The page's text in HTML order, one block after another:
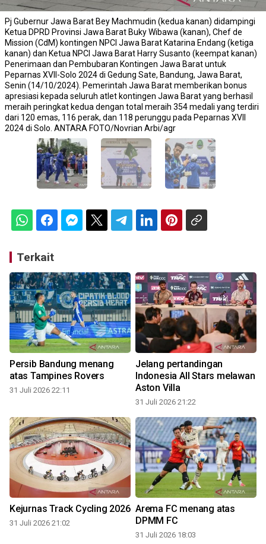
Pj Gubernur Jawa Barat Bey Machmudin (kedua kanan) didampingi
Ketua DPRD Provinsi Jawa Barat Buky Wibawa (kanan), Chef de
Mission (CdM) kontingen NPCI Jawa Barat Katarina Endang (ketiga
kanan) dan Ketua NPCI Jawa Barat Harry Susanto (keempat kanan)
Penerimaan dan Pembubaran Kontingen Jawa Barat untuk
Peparnas XVII-Solo 2024 di Gedung Sate, Bandung, Jawa Barat,
Senin (14/10/2024). Pemerintah Jawa Barat memberikan bonus
apresiasi kepada seluruh atlet kontingen Jawa Barat yang berhasil
meraih peringkat kedua dengan total meraih 354 medali yang terdiri
dari 120 emas, 116 perak, dan 118 perunggu pada Peparnas XVII
2024 di Solo. ANTARA FOTO/Novrian Arbi/agr
Terkait
Persib Bandung menang
atas Tampines Rovers
31 Juli 2026 22:11
Jelang pertandingan
Indonesia All Stars melawan
Aston Villa
31 Juli 2026 21:22
Kejurnas Track Cycling 2026
31 Juli 2026 21:02
Arema FC menang atas
DPMM FC
31 Juli 2026 18:03